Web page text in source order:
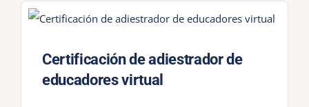
Certificación de adiestrador de
educadores virtual